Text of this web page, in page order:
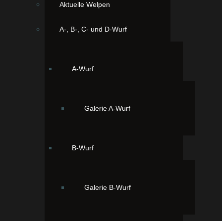
Aktuelle Welpen
A-, B-, C- und D-Wurf
A-Wurf
Galerie A-Wurf
B-Wurf
Galerie B-Wurf